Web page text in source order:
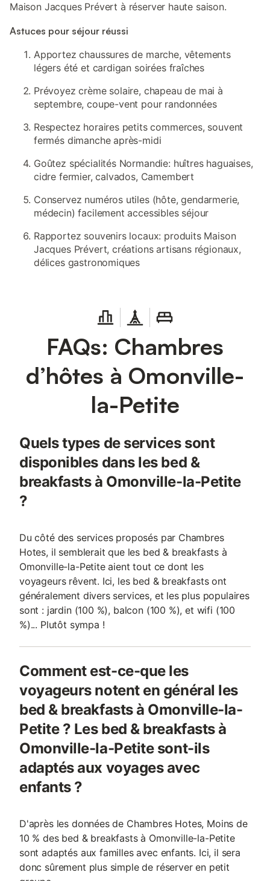
Maison Jacques Prévert à réserver haute saison.
Astuces pour séjour réussi
Apportez chaussures de marche, vêtements
légers été et cardigan soirées fraîches
Prévoyez crème solaire, chapeau de mai à
septembre, coupe-vent pour randonnées
Respectez horaires petits commerces, souvent
fermés dimanche après-midi
Goûtez spécialités Normandie: huîtres haguaises,
cidre fermier, calvados, Camembert
Conservez numéros utiles (hôte, gendarmerie,
médecin) facilement accessibles séjour
Rapportez souvenirs locaux: produits Maison
Jacques Prévert, créations artisans régionaux,
délices gastronomiques
FAQs: Chambres
d’hôtes à Omonville-
la-Petite
Quels types de services sont
disponibles dans les bed &
breakfasts à Omonville-la-Petite
?
Du côté des services proposés par Chambres
Hotes, il semblerait que les bed & breakfasts à
Omonville-la-Petite aient tout ce dont les
voyageurs rêvent. Ici, les bed & breakfasts ont
généralement divers services, et les plus populaires
sont : jardin (100 %), balcon (100 %), et wifi (100
%)... Plutôt sympa !
Comment est-ce-que les
voyageurs notent en général les
bed & breakfasts à Omonville-la-
Petite ? Les bed & breakfasts à
Omonville-la-Petite sont-ils
adaptés aux voyages avec
enfants ?
D'après les données de Chambres Hotes, Moins de
10 % des bed & breakfasts à Omonville-la-Petite
sont adaptés aux familles avec enfants. Ici, il sera
donc sûrement plus simple de réserver en petit